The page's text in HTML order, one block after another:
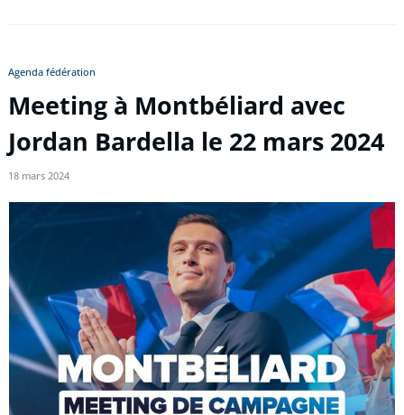
Agenda fédération
Meeting à Montbéliard avec
Jordan Bardella le 22 mars 2024
18 mars 2024